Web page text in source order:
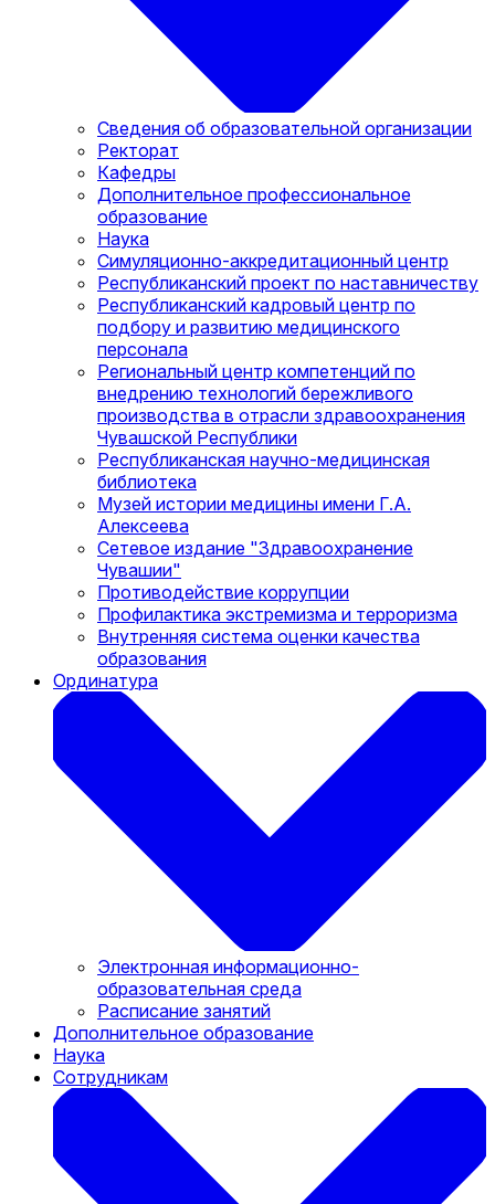
Сведения об образовательной организации
Ректорат
Кафедры
Дополнительное профессиональное
образование
Наука
Симуляционно-аккредитационный центр
Республиканский проект по наставничеству
Республиканский кадровый центр по
подбору и развитию медицинского
персонала
Региональный центр компетенций по
внедрению технологий бережливого
производства в отрасли здравоохранения
Чувашской Республики
Республиканская научно-медицинская
библиотека
Музей истории медицины имени Г.А.
Алексеева
Сетевое издание "Здравоохранение
Чувашии"
Противодействие коррупции
Профилактика экстремизма и терроризма
Внутренняя система оценки качества
образования
Ординатура
Электронная информационно-
образовательная среда
Расписание занятий
Дополнительное образование
Наука
Сотрудникам